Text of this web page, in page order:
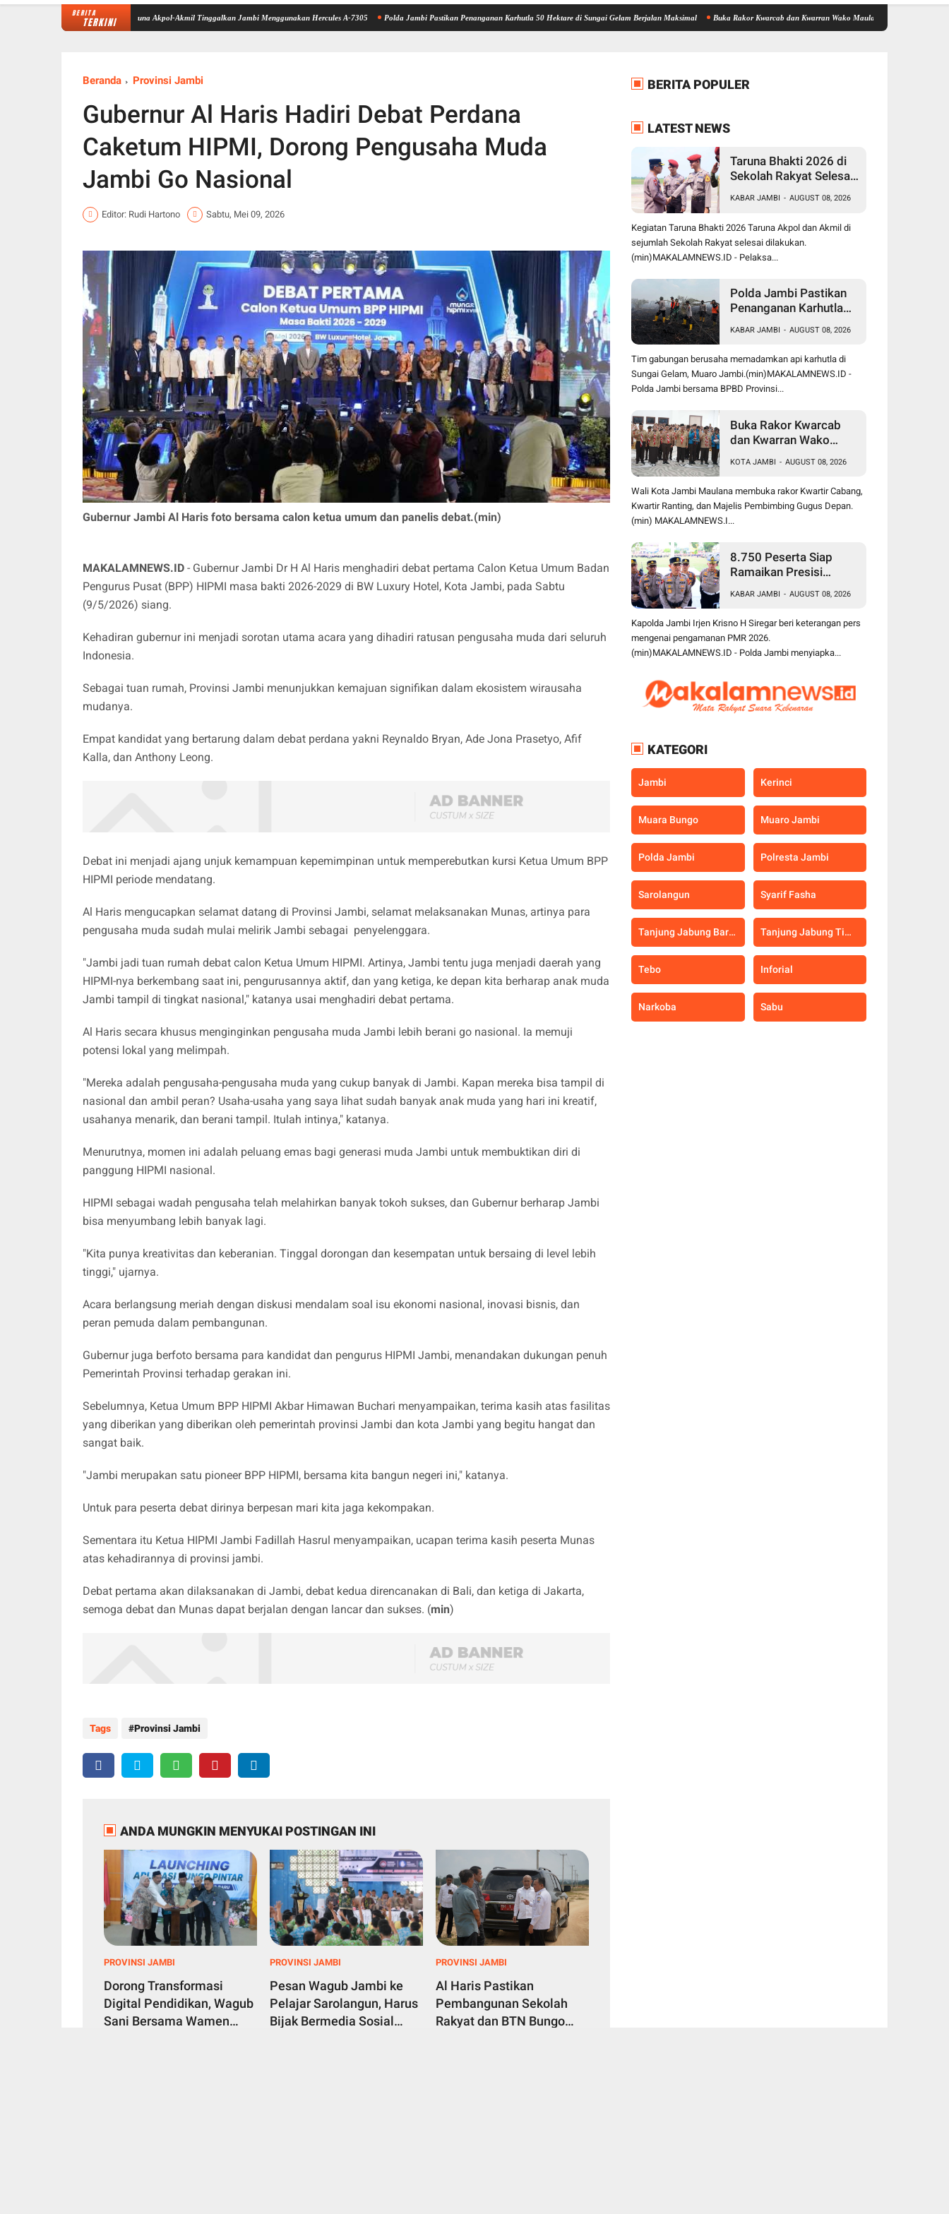
BERITA
TERKINI
di Sekolah Rakyat Selesai, Taruna Akpol-Akmil Tinggalkan Jambi Menggunakan Hercules A-7305 Polda Jambi Pastikan Penanganan Karhutla 50 Hektare di Sungai Gelam Berjalan Maksimal Buka Rakor Kwarcab dan Kwarran Wako Maulana Siapkan Jalur Prestasi
Beranda Provinsi Jambi
Gubernur Al Haris Hadiri Debat Perdana
Caketum HIPMI, Dorong Pengusaha Muda
Jambi Go Nasional
Editor: Rudi Hartono Sabtu, Mei 09, 2026
Gubernur Jambi Al Haris foto bersama calon ketua umum dan panelis debat.(min)
MAKALAMNEWS.ID - Gubernur Jambi Dr H Al Haris menghadiri debat pertama Calon Ketua Umum Badan
Pengurus Pusat (BPP) HIPMI masa bakti 2026-2029 di BW Luxury Hotel, Kota Jambi, pada Sabtu
(9/5/2026) siang.
Kehadiran gubernur ini menjadi sorotan utama acara yang dihadiri ratusan pengusaha muda dari seluruh
Indonesia.
Sebagai tuan rumah, Provinsi Jambi menunjukkan kemajuan signifikan dalam ekosistem wirausaha
mudanya.
Empat kandidat yang bertarung dalam debat perdana yakni Reynaldo Bryan, Ade Jona Prasetyo, Afif
Kalla, dan Anthony Leong.
Debat ini menjadi ajang unjuk kemampuan kepemimpinan untuk memperebutkan kursi Ketua Umum BPP
HIPMI periode mendatang.
Al Haris mengucapkan selamat datang di Provinsi Jambi, selamat melaksanakan Munas, artinya para
pengusaha muda sudah mulai melirik Jambi sebagai penyelenggara.
"Jambi jadi tuan rumah debat calon Ketua Umum HIPMI. Artinya, Jambi tentu juga menjadi daerah yang
HIPMI-nya berkembang saat ini, pengurusannya aktif, dan yang ketiga, ke depan kita berharap anak muda
Jambi tampil di tingkat nasional," katanya usai menghadiri debat pertama.
Al Haris secara khusus menginginkan pengusaha muda Jambi lebih berani go nasional. Ia memuji
potensi lokal yang melimpah.
"Mereka adalah pengusaha-pengusaha muda yang cukup banyak di Jambi. Kapan mereka bisa tampil di
nasional dan ambil peran? Usaha-usaha yang saya lihat sudah banyak anak muda yang hari ini kreatif,
usahanya menarik, dan berani tampil. Itulah intinya," katanya.
Menurutnya, momen ini adalah peluang emas bagi generasi muda Jambi untuk membuktikan diri di
panggung HIPMI nasional.
HIPMI sebagai wadah pengusaha telah melahirkan banyak tokoh sukses, dan Gubernur berharap Jambi
bisa menyumbang lebih banyak lagi.
"Kita punya kreativitas dan keberanian. Tinggal dorongan dan kesempatan untuk bersaing di level lebih
tinggi," ujarnya.
Acara berlangsung meriah dengan diskusi mendalam soal isu ekonomi nasional, inovasi bisnis, dan
peran pemuda dalam pembangunan.
Gubernur juga berfoto bersama para kandidat dan pengurus HIPMI Jambi, menandakan dukungan penuh
Pemerintah Provinsi terhadap gerakan ini.
Sebelumnya, Ketua Umum BPP HIPMI Akbar Himawan Buchari menyampaikan, terima kasih atas fasilitas
yang diberikan yang diberikan oleh pemerintah provinsi Jambi dan kota Jambi yang begitu hangat dan
sangat baik.
"Jambi merupakan satu pioneer BPP HIPMI, bersama kita bangun negeri ini," katanya.
Untuk para peserta debat dirinya berpesan mari kita jaga kekompakan.
Sementara itu Ketua HIPMI Jambi Fadillah Hasrul menyampaikan, ucapan terima kasih peserta Munas
atas kehadirannya di provinsi jambi.
Debat pertama akan dilaksanakan di Jambi, debat kedua direncanakan di Bali, dan ketiga di Jakarta,
semoga debat dan Munas dapat berjalan dengan lancar dan sukses. (min)
Tags Provinsi Jambi
ANDA MUNGKIN MENYUKAI POSTINGAN INI
PROVINSI JAMBI
Dorong Transformasi
Digital Pendidikan, Wagub
Sani Bersama Wamen
PROVINSI JAMBI
Pesan Wagub Jambi ke
Pelajar Sarolangun, Harus
Bijak Bermedia Sosial
PROVINSI JAMBI
Al Haris Pastikan
Pembangunan Sekolah
Rakyat dan BTN Bungo
BERITA POPULER
LATEST NEWS
Taruna Bhakti 2026 di
Sekolah Rakyat Selesai,
Menggunakan Hercules
A-7305
KABAR JAMBI - AUGUST 08, 2026
Kegiatan Taruna Bhakti 2026 Taruna Akpol dan Akmil di
sejumlah Sekolah Rakyat selesai dilakukan.
(min)MAKALAMNEWS.ID - Pelaksa...
Polda Jambi Pastikan
Penanganan Karhutla
Maksimal
KABAR JAMBI - AUGUST 08, 2026
Tim gabungan berusaha memadamkan api karhutla di
Sungai Gelam, Muaro Jambi.(min)MAKALAMNEWS.ID -
Polda Jambi bersama BPBD Provinsi...
Buka Rakor Kwarcab
dan Kwarran Wako
Prestasi SPMB, Kemas
Faried Targetkan 1.000
Pramuka Garuda
KOTA JAMBI - AUGUST 08, 2026
Wali Kota Jambi Maulana membuka rakor Kwartir Cabang,
Kwartir Ranting, dan Majelis Pembimbing Gugus Depan.
(min) MAKALAMNEWS.I...
8.750 Peserta Siap
Ramaikan Presisi
Polda Jambi Turunkan
1.848 Personel untuk
Pengamanan
KABAR JAMBI - AUGUST 08, 2026
Kapolda Jambi Irjen Krisno H Siregar beri keterangan pers
mengenai pengamanan PMR 2026.
(min)MAKALAMNEWS.ID - Polda Jambi menyiapka...
KATEGORI
Jambi Kerinci
Muara Bungo Muaro Jambi
Polda Jambi Polresta Jambi
Sarolangun Syarif Fasha
Tanjung Jabung Barat Tanjung Jabung Timur
Tebo Inforial
Narkoba Sabu